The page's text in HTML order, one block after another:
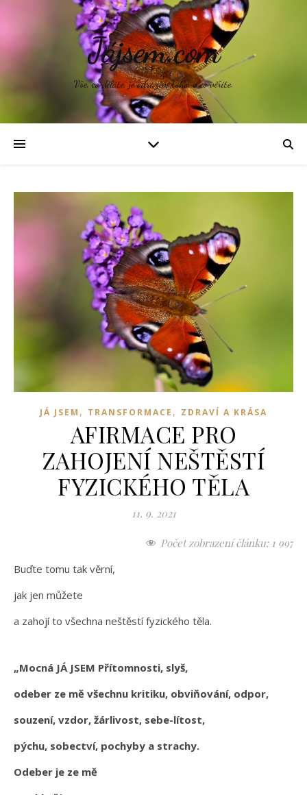
Jájsem.com
Vše, co děláte, je odrazem toho, v co věříte.
JÁ JSEM , TRANSFORMACE , ZDRAVÍ A KRÁSA
AFIRMACE PRO
ZAHOJENÍ NEŠTĚSTÍ
FYZICKÉHO TĚLA
11. 9. 2021
Počet zobrazení článku: 1 997
Buďte tomu tak věrní,
jak jen můžete
a zahojí to všechna neštěstí fyzického těla.
„Mocná JÁ JSEM Přítomnosti, slyš,
odeber ze mě všechnu kritiku, obviňování, odpor,
souzení, vzdor, žárlivost, sebe-lítost,
pýchu, sobectví, pochyby a strachy.
Odeber je ze mě